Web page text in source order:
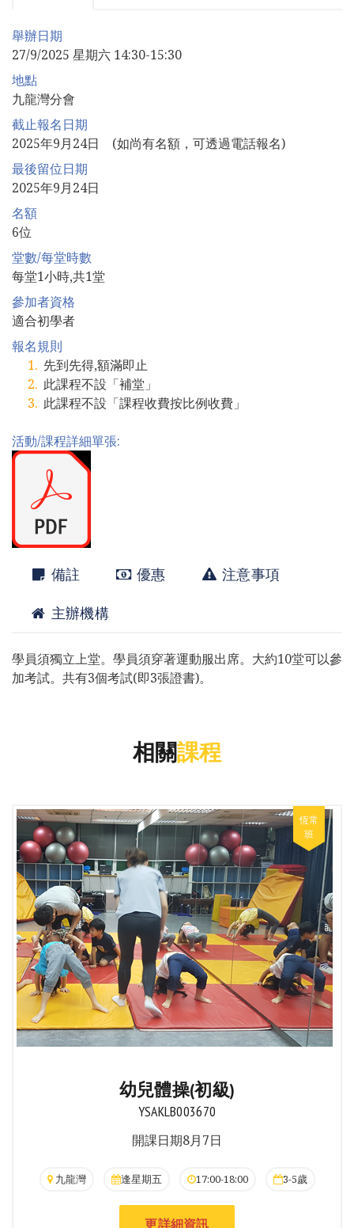
舉辦日期
27/9/2025 星期六 14:30-15:30
地點
九龍灣分會
截止報名日期
2025年9月24日 (如尚有名額，可透過電話報名)
最後留位日期
2025年9月24日
名額
6位
堂數/每堂時數
每堂1小時,共1堂
參加者資格
適合初學者
報名規則
先到先得,額滿即止
此課程不設「補堂」
此課程不設「課程收費按比例收費」
活動/課程詳細單張:
備註 優惠 注意事項
主辦機構
學員須獨立上堂。學員須穿著運動服出席。大約10堂可以參
加考試。共有3個考試(即3張證書)。
相關課程
幼兒體操(初級)
YSAKLB003670
開課日期8月7日
九龍灣 逢星期五 17:00-18:00 3-5歲
更詳細資訊